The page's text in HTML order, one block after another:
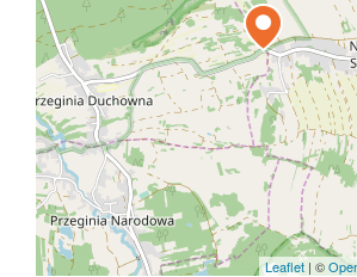
Leaflet | ©